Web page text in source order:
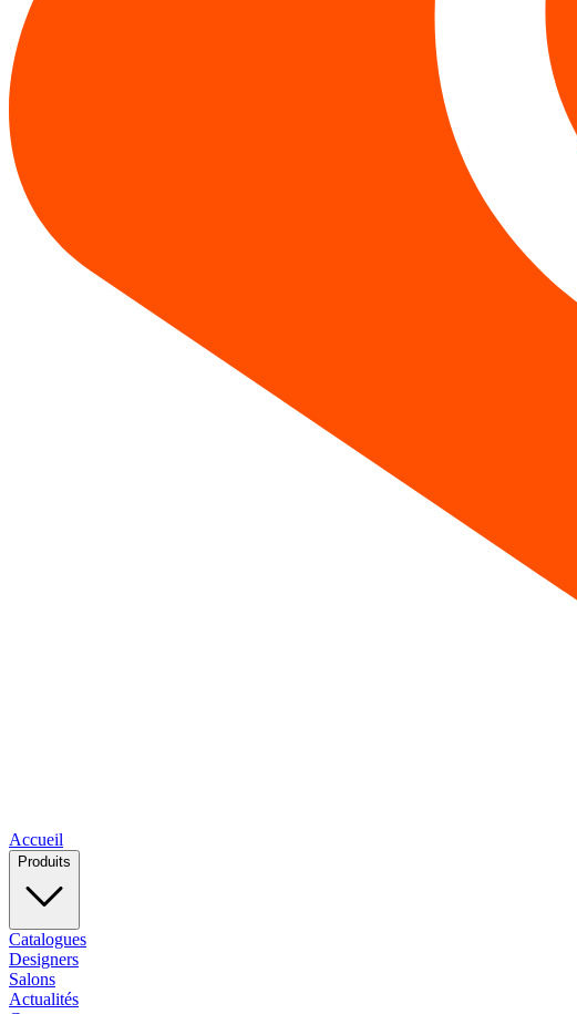
Accueil
Produits
Catalogues
Designers
Salons
Actualités